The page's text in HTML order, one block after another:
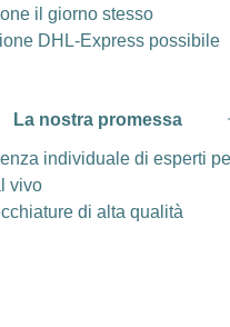
il giorno stesso
DHL-Express possibile
La nostra promessa
individuale di esperti
vivo
di alta qualità